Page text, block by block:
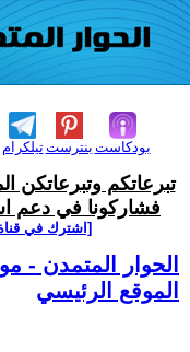
تيلكرامبنترست بودكاست
تبرعاتكم وتبرعاتكن
فشاركونا في دعم
[اشترك في
الحوار المتمدن -
الموقع الرئيسي